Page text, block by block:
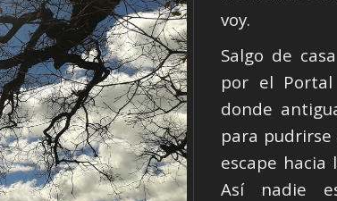
voy.
Salgo de
por el
donde
para
escape hacia
Así nadie